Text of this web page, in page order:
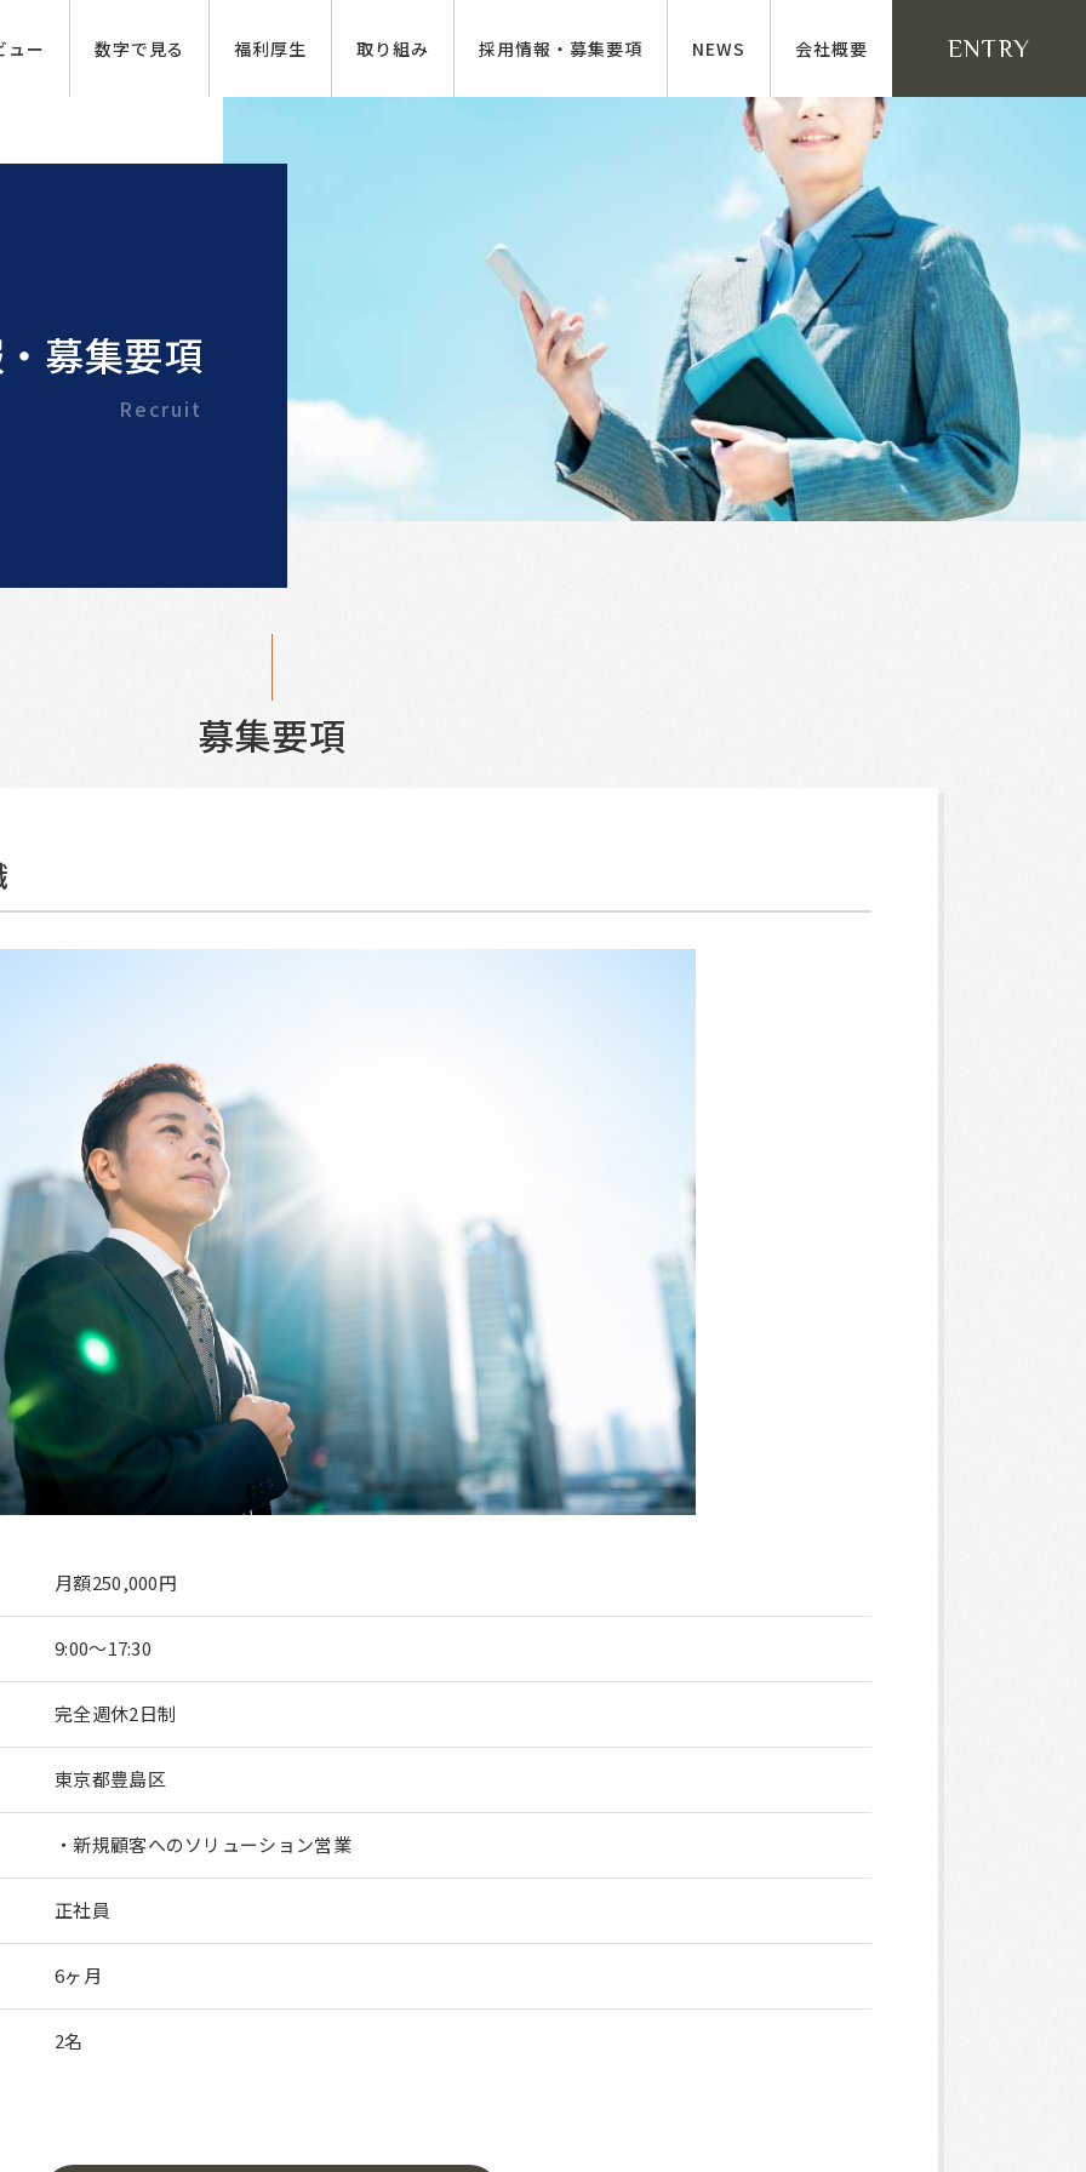
ュー 数字で見る 福利厚生 取り組み 採用情報・募集要項 NEWS 会社概要 ENTRY
募集要項
Recruit
募集要項
月額250,000円
9:00～17:30
完全週休2日制
東京都豊島区
・新規顧客へのソリューション営業
正社員
6ヶ月
2名